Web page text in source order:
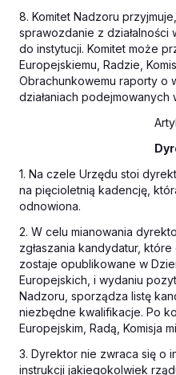
8. Komitet Nadzoru
sprawozdanie z działalności
do instytucji. Komitet może
Europejskiemu, Radzie,
Obrachunkowemu raporty o
działaniach
1. Na czele Urzędu stoi
na pięcioletnią kadencję,
odnowiona.
2. W celu mianowania
zgłaszania kandydatur,
zostaje opublikowane w
Europejskich , i wydaniu
Nadzoru, sporządza listę
niezbędne kwalifikacje. Po
Europejskim, Radą, Komisja
3. Dyrektor nie zwraca się o
instrukcji jakiegokolwiek